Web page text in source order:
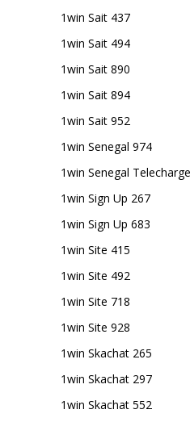
1win Sait 437
1win Sait 494
1win Sait 890
1win Sait 894
1win Sait 952
1win Senegal 974
1win Senegal
1win Sign Up 267
1win Sign Up 683
1win Site 415
1win Site 492
1win Site 718
1win Site 928
1win Skachat 265
1win Skachat 297
1win Skachat 552